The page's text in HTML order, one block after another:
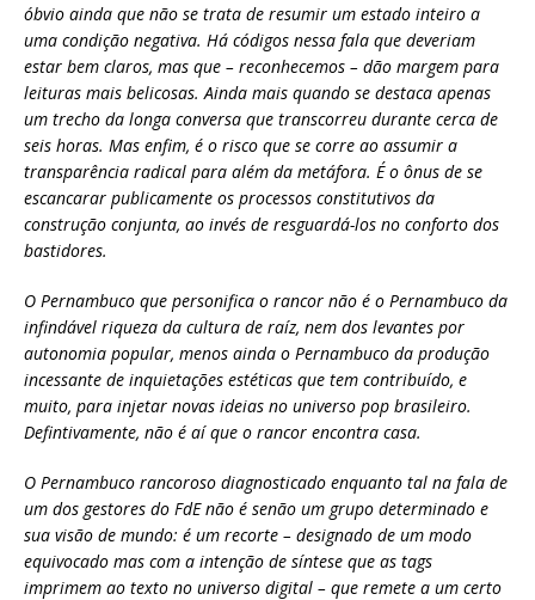
óbvio ainda que não se trata de resumir um estado inteiro a
uma condição negativa. Há códigos nessa fala que deveriam
estar bem claros, mas que – reconhecemos – dão margem para
leituras mais belicosas. Ainda mais quando se destaca apenas
um trecho da longa conversa que transcorreu durante cerca de
seis horas. Mas enfim, é o risco que se corre ao assumir a
transparência radical para além da metáfora. É o ônus de se
escancarar publicamente os processos constitutivos da
construção conjunta, ao invés de resguardá-los no conforto dos
bastidores.
O Pernambuco que personifica o rancor não é o Pernambuco da
infindável riqueza da cultura de raíz, nem dos levantes por
autonomia popular, menos ainda o Pernambuco da produção
incessante de inquietações estéticas que tem contribuído, e
muito, para injetar novas ideias no universo pop brasileiro.
Defintivamente, não é aí que o rancor encontra casa.
O Pernambuco rancoroso diagnosticado enquanto tal na fala de
um dos gestores do FdE não é senão um grupo determinado e
sua visão de mundo: é um recorte – designado de um modo
equivocado mas com a intenção de síntese que as tags
imprimem ao texto no universo digital – que remete a um certo